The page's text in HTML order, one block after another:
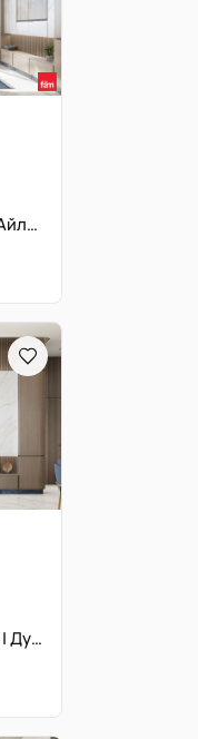
Coastal Harmony | Дубай Айлендс | Полностью меблирована
Полностью оборудована | Дубай Айлендс | Умный дом